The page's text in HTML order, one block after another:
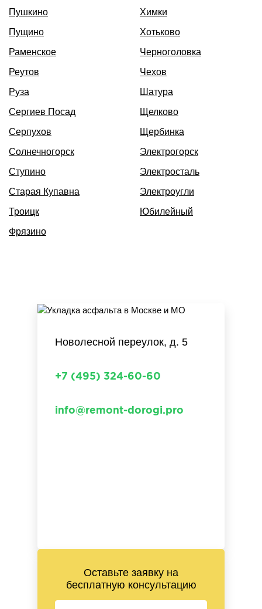
Пушкино
Пущино
Раменское
Реутов
Руза
Сергиев Посад
Серпухов
Солнечногорск
Ступино
Старая Купавна
Троицк
Фрязино
Химки
Хотьково
Черноголовка
Чехов
Шатура
Щелково
Щербинка
Электрогорск
Электросталь
Электроугли
Юбилейный
Новолесной переулок, д. 5
+7 (495) 324-60-60
info@remont-dorogi.pro
Оставьте заявку на
бесплатную консультацию